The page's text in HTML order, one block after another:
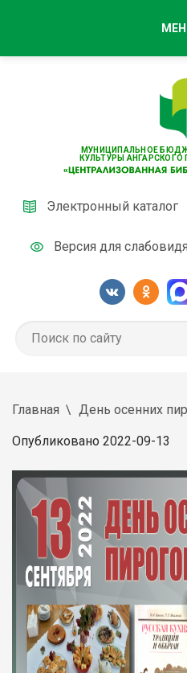
МУНИЦИПАЛЬНОЕ
КУЛЬТУРЫ
Электронный каталог
Версия для
Главная День осенних
Опубликовано 2022-09-13